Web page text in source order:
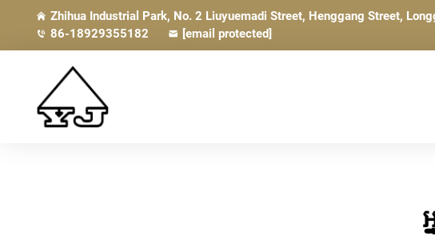
Zhihua Industrial Park, No. 2 Liuyuemadi Street, Henggang Street,
86-18929355182
[email protected]